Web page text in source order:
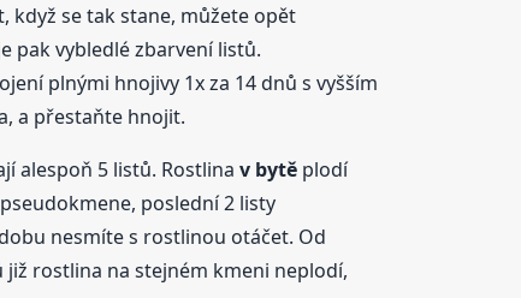
když se tak stane, můžete opět
pak vybledlé zbarvení listů.
plnými hnojivy 1x za 14 dnů s vyšším
a přestaňte hnojit.
alespoň 5 listů. Rostlina v bytěplodí
poslední 2 listy
nesmíte s rostlinou otáčet. Od
rostlina na stejném kmeni neplodí,